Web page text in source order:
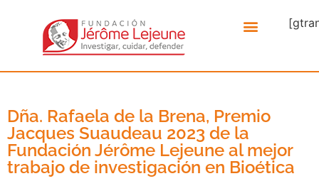
Dña. Rafaela de la Brena, Premio
Jacques Suaudeau 2023 de la
Fundación Jérôme Lejeune al mejor
trabajo de investigación en Bioética